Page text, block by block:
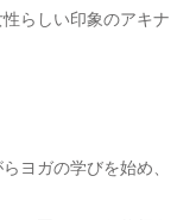
らしい印象のアキナ
ヨガの学びを始め、